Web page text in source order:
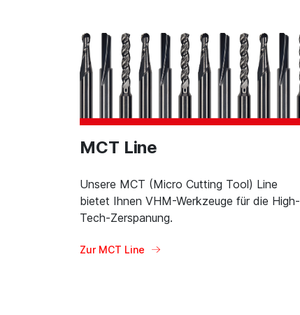
MCT Line
Unsere MCT (Micro Cutting Tool) Line
bietet Ihnen VHM-Werkzeuge für die High-
Tech-Zerspanung.
Zur MCT Line